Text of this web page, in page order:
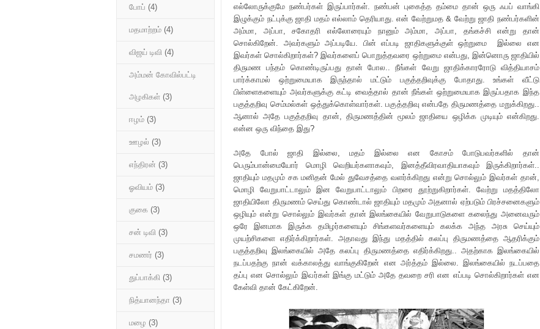
எல்லோருக்குமே நண்பர்கள் இருப்பார்கள். நண்பன் புகைத்த தம்மை தான் ஒரு ஃபப் வாங்கி
இழுக்கும் நட்புக்கு ஜாதி மதம் எல்லாம் தெரியாது. என் வேற்றுமத & வேற்று ஜாதி நண்பர்களின்
அம்மா, அப்பா, சகோதரி எல்லோரையும் நானும் அம்மா, அப்பா, தங்கச்சி என்று தான்
சொல்கிறேன். அவர்களும் அப்படியே. பின் எப்படி ஜாதிகளுக்குள் ஒற்றுமை இல்லை என
இவர்கள் சொல்கிறார்கள்? இவர்களைப் பொறுத்தவரை ஒற்றுமை என்பது, இன்னொரு ஜாதியில்
திருமண பந்தம் கொண்டிருப்பது தான் போல.. நீங்கள் வேறு ஜாதிக்காரரோடு வித்தியாசம்
பார்க்காமல் ஒற்றுமையாக இருந்தால் மட்டும் பகுத்தறிவுக்கு போதாது. உங்கள் வீட்டு
பிள்ளைகளையும் அவர்களுக்கு கட்டி வைத்தால் தான் நீங்கள் ஒற்றுமையாக இருப்பதாக இந்த
பகுத்தறிவு செம்மல்கள் ஒத்துக்கொள்வார்கள். பகுத்தறிவு என்பதே திருமணத்தை மறுக்கிறது..
ஆனால் அதே பகுத்தறிவு தான், திருமணத்தின் மூலம் ஜாதியை ஒழிக்க முடியும் என்கிறது.
என்ன ஒரு விந்தை இது?
அதே போல் ஜாதி இல்லை, மதம் இல்லை என கோசம் போடுபவர்களில் தான்
பெரும்பான்மையோர் மொழி வெறியர்களாகவும், இனத்தீவிரவாதியாகவும் இருக்கிறார்கள்..
ஜாதியும் மதமும் சக மனிதன் மேல் துவேசத்தை வளர்க்கிறது என்று சொல்லும் இவர்கள் தான்,
மொழி வேறுபாட்டாலும் இன வேறுபாட்டாலும் பிறரை தூற்றுகிறார்கள். வேற்று மதத்திலோ
ஜாதியிலோ திருமணம் செய்து கொண்டால் ஜாதியும் மதமும் அதனால் ஏற்படும் பிரச்சனைகளும்
ஒழியும் என்று சொல்லும் இவர்கள் தான் இலங்கையில் வேறுபாடுகளை கலைந்து அனைவரும்
ஒரே இனமாக இருக்க தமிழர்களையும் சிங்களவர்களையும் கலக்க அந்த அரசு செய்யும்
முயற்சிகளை எதிர்க்கிறார்கள். அதாவது இந்து மதத்தில் கலப்பு திருமணத்தை ஆதரிக்கும்
பகுத்தறிவு இலங்கையில் அதே கலப்பு திருமணத்தை எதிர்க்கிறது.. அதற்காக இலங்கையில்
நடப்பதற்கு நான் வக்காலத்து வாங்குகிறேன் என அர்த்தம் இல்லை. இலங்கையில் நடப்பதை
தப்பு என சொல்லும் இவர்கள் இங்கு மட்டும் அதே தவறை சரி என எப்படி சொல்கிறார்கள் என
கேள்வி தான் கேட்கிறேன்.
போப் (4)
மதமாற்றம் (4)
விஜய் டிவி (4)
அம்மன் கோவில்பட்டி
அழகிகள் (3)
ஈழம் (3)
ஊழல் (3)
எந்திரன் (3)
ஓவியம் (3)
குகை (3)
சன் டிவி (3)
சமணர் (3)
துப்பாக்கி (3)
நித்யானந்தா (3)
மழை (3)